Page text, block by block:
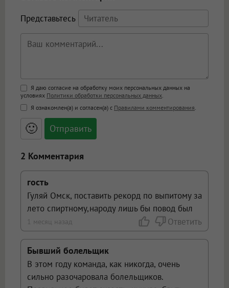
Представьтесь
Поддержка HTML
<b>, <strong>, <u>, <i>, <em>, <s>, <big>,
<small>, <sup>, <sub>, <pre>, <ul>, <ol>, <li>,
<blockquote>, <code> экранирует HTML,
адреса URL автоматически становятся
ссылками, и [img]адрес[/img] будет
Я даю согласие на обработку моих персональных данных на
условиях Политики обработки персональных данных
Я ознакомлен(а) и согласен(а) с Правилами комментирования
🙂
2 Комментария
гость
Гуляй Омск, поставить рекорд по выпитому за
лето спиртному,народу лишь бы повод был
1 месяц назад Ответить
Бывший болельщик
В этом году команда, как никогда, очень
сильно разочаровала болельщиков.